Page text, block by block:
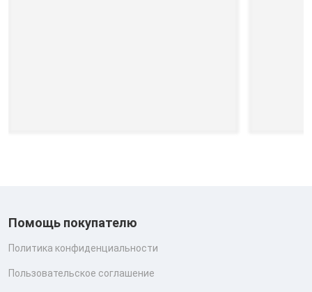
Помощь покупателю
Политика конфиденциальности
Пользовательское соглашение